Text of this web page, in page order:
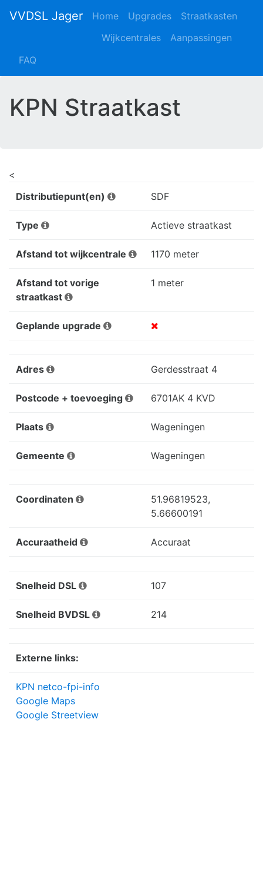
VVDSL Jager Home Upgrades
Straatkasten
Wijkcentrales
Aanpassingen
FAQ
KPN Straatkast
<
Distributiepunt(en)
SDF
Type Actieve straatkast
Afstand tot wijkcentrale 1170 meter
Afstand tot vorige
straatkast
1 meter
Geplande upgrade
Adres Gerdesstraat 4
Postcode + toevoeging 6701AK 4 KVD
Plaats Wageningen
Gemeente Wageningen
Coordinaten
51.96819523,
5.66600191
Accuraatheid Accuraat
Snelheid DSL 107
Snelheid BVDSL 214
Externe links:
KPN netco-fpi-info
Google Maps
Google Streetview